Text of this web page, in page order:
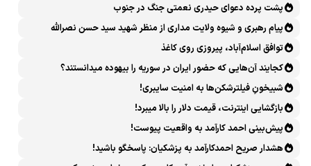
پشت پرده دعوای حیدری نعمتی جنگ در جنوب
پیام رهبری و شیوه ولایت مداری از منظر شهید سید حسن نصرالله
توافق اسلام‌آباد، پیروزی روی کاغذ
کجایند آن‌هایی که حضور ایران در سوریه را بیهوده میدانستند؟
شبیخونِ فیلترشکن‌ها به امنیت سایبری!
بازگشایی اینترنت، قیمت دلار را بالا میبرد!
پیش‌بینی احمد کارآمد به واقعیت پیوست!
هشدار صریح احمدکارآمد به پزشکیان: پاسخگو باشید!